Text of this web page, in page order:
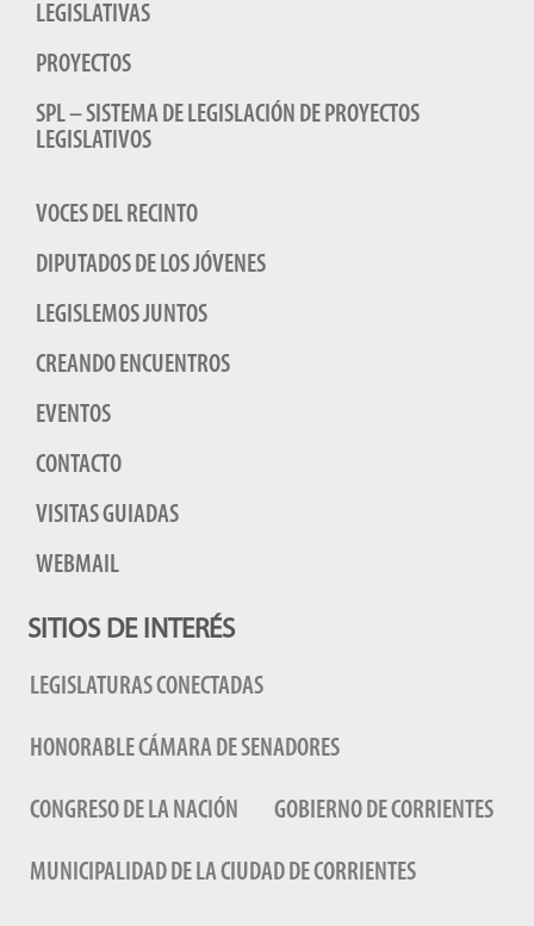
LEGISLATIVAS
PROYECTOS
SPL – SISTEMA DE LEGISLACIÓN DE PROYECTOS
LEGISLATIVOS
VOCES DEL RECINTO
DIPUTADOS DE LOS JÓVENES
LEGISLEMOS JUNTOS
CREANDO ENCUENTROS
EVENTOS
CONTACTO
VISITAS GUIADAS
WEBMAIL
SITIOS DE INTERÉS
LEGISLATURAS CONECTADAS
HONORABLE CÁMARA DE SENADORES
CONGRESO DE LA NACIÓN GOBIERNO DE CORRIENTES
MUNICIPALIDAD DE LA CIUDAD DE CORRIENTES